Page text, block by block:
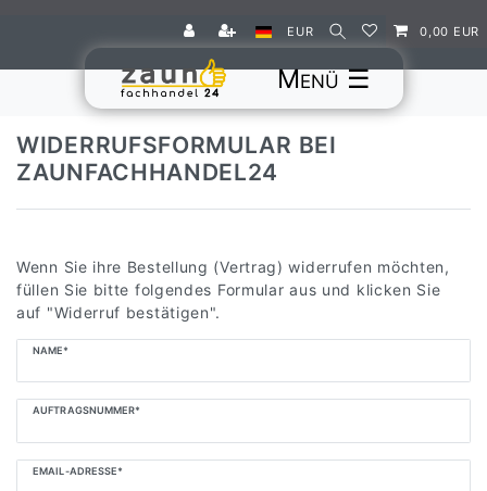
EUR 0,00 EUR
☰
WIDERRUFSFORMULAR BEI
ZAUNFACHHANDEL24
Wenn Sie ihre Bestellung (Vertrag) widerrufen möchten,
füllen Sie bitte folgendes Formular aus und klicken Sie
auf "Widerruf bestätigen".
NAME*
AUFTRAGSNUMMER*
EMAIL-ADRESSE*
Ceres::Template.mailFormHoneypotLabel